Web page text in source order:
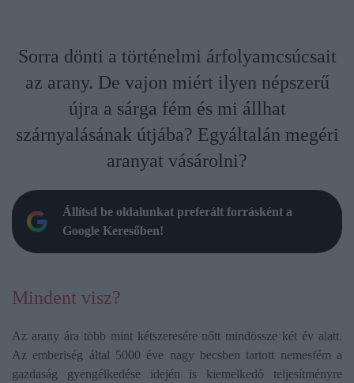
Sorra dönti a történelmi árfolyamcsúcsait
az arany. De vajon miért ilyen népszerű
újra a sárga fém és mi állhat
szárnyalásának útjába? Egyáltalán megéri
aranyat vásárolni?
Állítsd be oldalunkat preferált forrásként a
Google Keresőben!
Mindent visz?
Az arany ára több mint kétszeresére nőtt mindössze két év alatt.
Az emberiség által 5000 éve nagy becsben tartott nemesfém a
gazdaság gyengélkedése idején is kiemelkedő teljesítményre